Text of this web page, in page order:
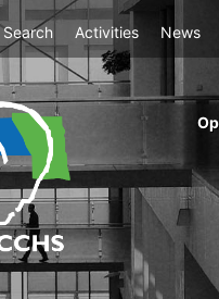
Search Activities News